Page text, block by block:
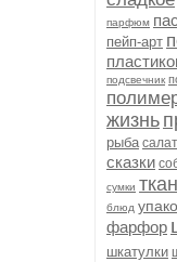
парфюм
пейп-арт
подсвечник
жизнь
рыба салат
сказки
сумки
блюд
фарфор
шкатулки